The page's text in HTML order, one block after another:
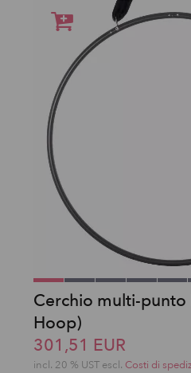
Cerchio multi-
Hoop)
301,51 EUR
incl. 20 % UST escl. Costi di